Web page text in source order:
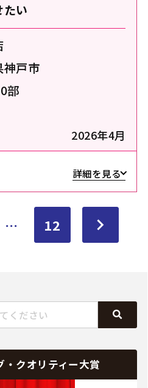
い
神戸市
部
2026年4月
詳細を見る
… 12
クオリティー大賞